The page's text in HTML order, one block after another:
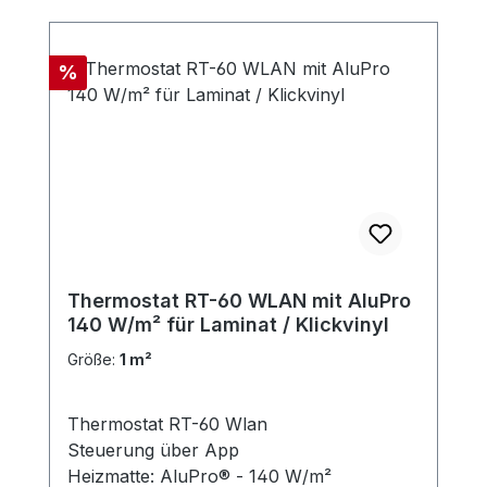
Rabatt
%
Thermostat RT-60 WLAN mit AluPro
140 W/m² für Laminat / Klickvinyl
Größe: 1 m²
Thermostat RT-60 Wlan
Steuerung über App
Heizmatte: AluPro® - 140 W/m²